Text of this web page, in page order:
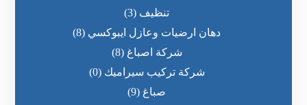
تنظيف (3)
دهان ارضيات وعازل ايبوكسي (8)
شركة اصباغ (8)
شركة تركيب سيراميك (0)
صباغ (9)